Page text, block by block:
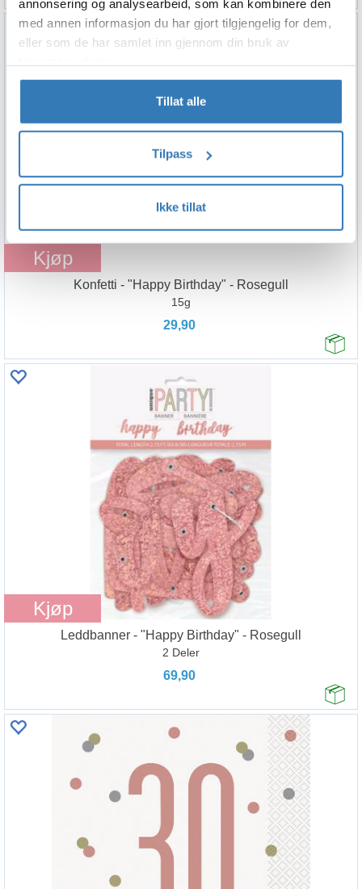
annonsering og analysearbeid, som kan kombinere den
med annen informasjon du har gjort tilgjengelig for dem,
eller som de har samlet inn gjennom din bruk av
Tillat alle
Tilpass
Ikke tillat
Kjøp
Konfetti - "Happy Birthday" - Rosegull
15g
29,90
Kjøp
Leddbanner - "Happy Birthday" - Rosegull
2 Deler
69,90